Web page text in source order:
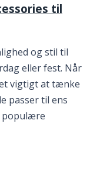
til
og stil til
eller fest. Når
vigtigt at tænke
passer til ens
populære